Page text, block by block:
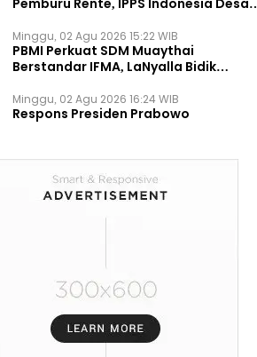
Pemburu Rente, IPPS Indonesia Desak
Permanen
Minggu, 02 Agu 2026 15:22 WIB
PBMI Perkuat SDM Muaythai
Berstandar IFMA, LaNyalla Bidik
Minggu, 02 Agu 2026 16:24 WIB
Respons Presiden Prabowo